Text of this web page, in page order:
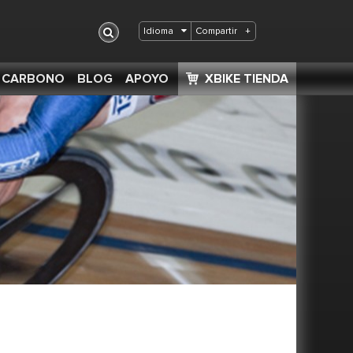
Idioma Compartir +
BLOG APOYO XBIKE TIENDA